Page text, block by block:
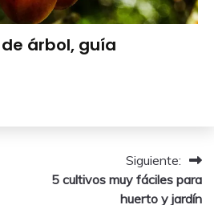
árbol, guía
Siguiente:
5 cultivos muy fáciles para
huerto y jardín